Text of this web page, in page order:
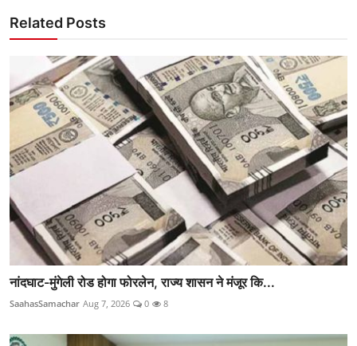
Related Posts
नांदघाट-मुंगेली रोड होगा फोरलेन, राज्य शासन ने मंजूर कि...
SaahasSamachar Aug 7, 2026 0 8